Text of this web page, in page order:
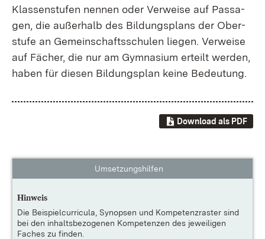
Klas­sen­stu­fen nen­nen oder Ver­wei­se auf Pas­sa­
gen, die au­ßer­halb des Bil­dungs­plans der Ober­
stu­fe an Ge­mein­schafts­schu­len lie­gen. Ver­wei­se
auf Fä­cher, die nur am Gym­na­si­um er­teilt wer­den,
ha­ben für die­sen Bil­dungs­plan kei­ne Be­deu­tung.
Download als PDF
Umsetzungshilfen
Hinweis
Die Beispielcurricula, Synopsen und Kompetenzraster sind
bei den inhaltsbezogenen Kompetenzen des jeweiligen
Faches zu finden.